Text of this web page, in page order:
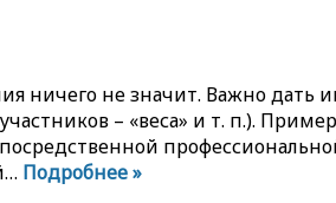
ничего не значит. Важно
– «веса» и т. п.).
Подробнее »